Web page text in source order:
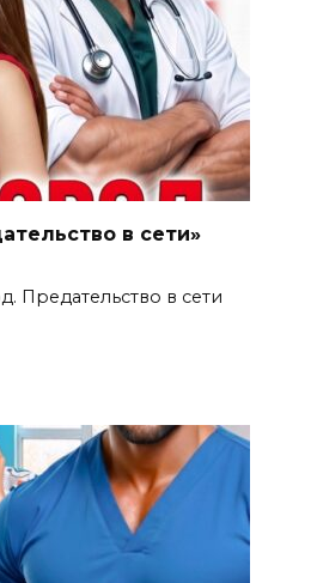
в сети»
Предательство в сети